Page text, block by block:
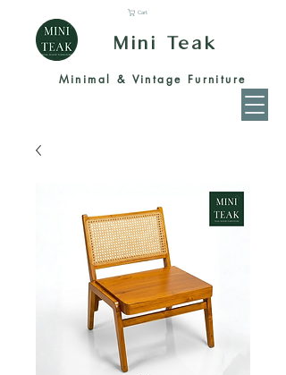
Mini Teak
Minimal & Vintage Furniture
Cart